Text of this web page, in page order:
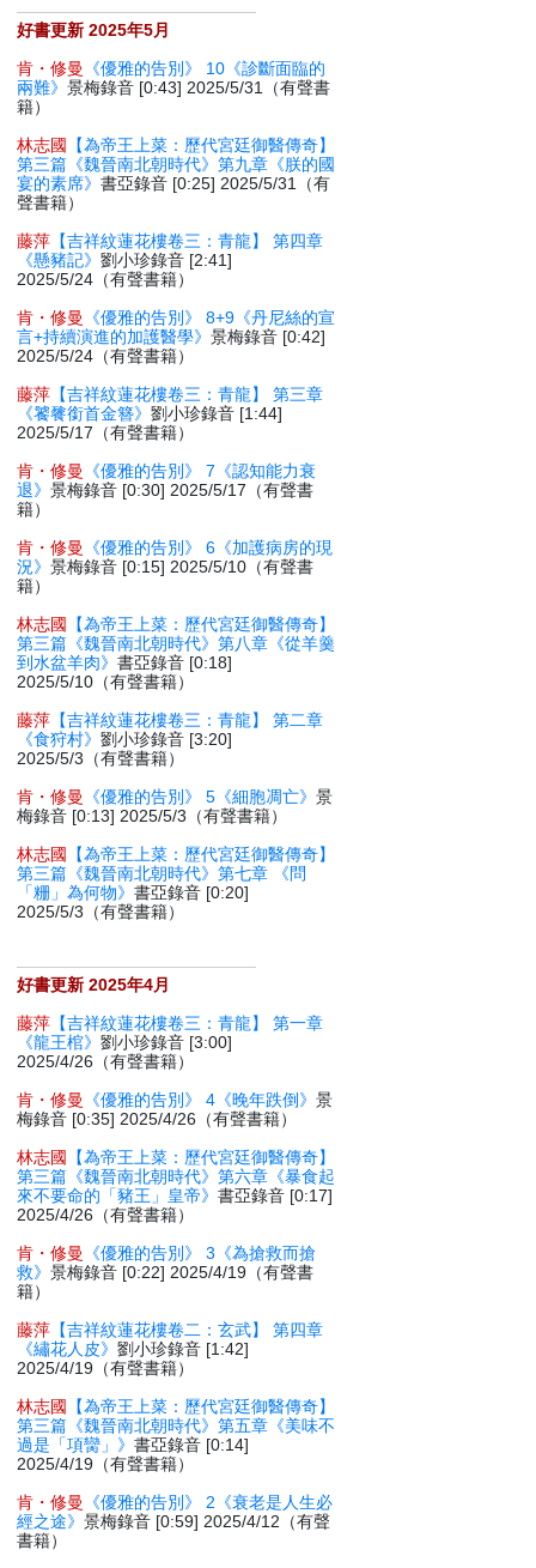
好書更新 2025年5月
肯・修曼
《優雅的告別》 10《診斷面臨的
兩難》景梅錄音 [0:43] 2025/5/31（有聲書
籍）
林志國
【為帝王上菜：歷代宮廷御醫傳奇】
第三篇《魏晉南北朝時代》第九章《朕的國
宴的素席》書亞錄音 [0:25] 2025/5/31（有
聲書籍）
藤萍 【吉祥紋蓮花樓卷三：青龍】 第四章
《懸豬記》劉小珍錄音 [2:41]
2025/5/24（有聲書籍）
肯・修曼
《優雅的告別》 8+9《丹尼絲的宣
言+持續演進的加護醫學》景梅錄音 [0:42]
2025/5/24（有聲書籍）
藤萍 【吉祥紋蓮花樓卷三：青龍】 第三章
《饕餮銜首金簪》劉小珍錄音 [1:44]
2025/5/17（有聲書籍）
肯・修曼
《優雅的告別》 7《認知能力衰
退》景梅錄音 [0:30] 2025/5/17（有聲書
籍）
肯・修曼
《優雅的告別》 6《加護病房的現
況》景梅錄音 [0:15] 2025/5/10（有聲書
籍）
林志國
【為帝王上菜：歷代宮廷御醫傳奇】
第三篇《魏晉南北朝時代》第八章《從羊羹
到水盆羊肉》書亞錄音 [0:18]
2025/5/10（有聲書籍）
藤萍 【吉祥紋蓮花樓卷三：青龍】 第二章
《食狩村》劉小珍錄音 [3:20]
2025/5/3（有聲書籍）
肯・修曼
《優雅的告別》 5《細胞凋亡》景
梅錄音 [0:13] 2025/5/3（有聲書籍）
林志國
【為帝王上菜：歷代宮廷御醫傳奇】
第三篇《魏晉南北朝時代》第七章 《問
「粣」為何物》書亞錄音 [0:20]
2025/5/3（有聲書籍）
好書更新 2025年4月
藤萍 【吉祥紋蓮花樓卷三：青龍】 第一章
《龍王棺》劉小珍錄音 [3:00]
2025/4/26（有聲書籍）
肯・修曼
《優雅的告別》 4《晚年跌倒》景
梅錄音 [0:35] 2025/4/26（有聲書籍）
林志國
【為帝王上菜：歷代宮廷御醫傳奇】
第三篇《魏晉南北朝時代》第六章《暴食起
來不要命的「豬王」皇帝》書亞錄音 [0:17]
2025/4/26（有聲書籍）
肯・修曼
《優雅的告別》 3《為搶救而搶
救》景梅錄音 [0:22] 2025/4/19（有聲書
籍）
藤萍 【吉祥紋蓮花樓卷二：玄武】 第四章
《繡花人皮》劉小珍錄音 [1:42]
2025/4/19（有聲書籍）
林志國
【為帝王上菜：歷代宮廷御醫傳奇】
第三篇《魏晉南北朝時代》第五章《美味不
過是「項臠」》書亞錄音 [0:14]
2025/4/19（有聲書籍）
肯・修曼
《優雅的告別》 2《衰老是人生必
經之途》景梅錄音 [0:59] 2025/4/12（有聲
書籍）